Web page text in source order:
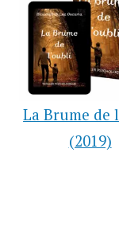
La Brume de
(2019)